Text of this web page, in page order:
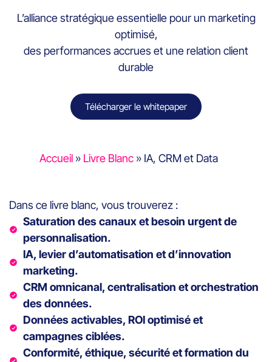
L’alliance stratégique essentielle pour un marketing
optimisé,
des performances accrues et une relation client
durable
Télécharger le whitepaper​
Accueil » Livre Blanc » IA, CRM et Data
Dans ce livre blanc, vous trouverez :
Saturation des canaux et besoin urgent de
personnalisation.
IA, levier d’automatisation et d’innovation
marketing.
CRM omnicanal, centralisation et orchestration
des données.
Données activables, ROI optimisé et
campagnes ciblées.
Conformité, éthique, sécurité et formation du